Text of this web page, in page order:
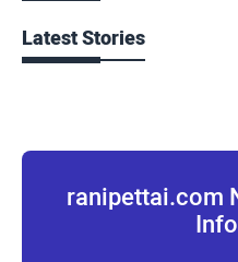
Latest Stories
ranipettai.com